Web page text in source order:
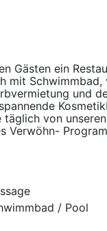
Gästen ein
mit
und
täglich von
Verwöhn-
/ Pool